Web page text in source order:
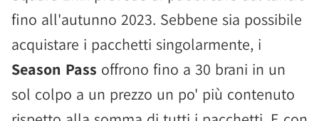
fino all'autunno 2023. Sebbene sia possibile
acquistare i pacchetti singolarmente, i
Season Pass offrono fino a 30 brani in un
sol colpo a un prezzo un po' più contenuto